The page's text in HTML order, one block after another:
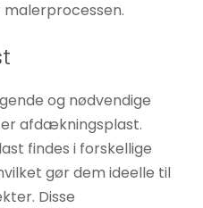
og nødvendige
afdækningsplast.
findes i forskellige
gør dem ideelle til
Disse